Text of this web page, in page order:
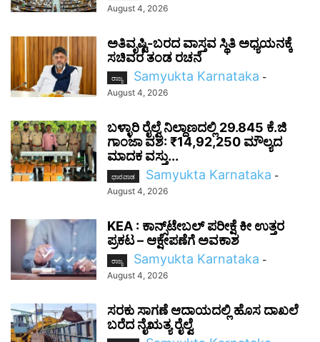
August 4, 2026
ಅತಿವೃಷ್ಟಿ-ಬರದ ವಾಸ್ತವ ಸ್ಥಿತಿ ಅಧ್ಯಯನಕ್ಕೆ
ಸಚಿವರ ತಂಡ ರಚನೆ
ರಾಜ್ಯ Samyukta Karnataka -
August 4, 2026
ಬಳ್ಳಾರಿ ರೈಲ್ವೆ ನಿಲ್ದಾಣದಲ್ಲಿ 29.845 ಕೆ.ಜಿ
ಗಾಂಜಾ ವಶ: ₹14,92,250 ಮೌಲ್ಯದ
ಮಾದಕ ವಸ್ತು...
ಧಾರವಾಡ Samyukta Karnataka -
August 4, 2026
KEA : ಕಾನ್ಸ್‌ಟೇಬಲ್ ಪರೀಕ್ಷೆ ಕೀ ಉತ್ತರ
ಪ್ರಕಟ – ಆಕ್ಷೇಪಣೆಗೆ ಅವಕಾಶ
ರಾಜ್ಯ Samyukta Karnataka -
August 4, 2026
ಸರಕು ಸಾಗಣೆ ಆದಾಯದಲ್ಲಿ ಹೊಸ ದಾಖಲೆ
ಬರೆದ ನೈಋತ್ಯ ರೈಲ್ವೆ